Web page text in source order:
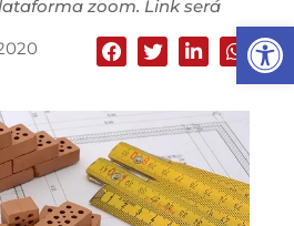
Abrir
zoom. Link será